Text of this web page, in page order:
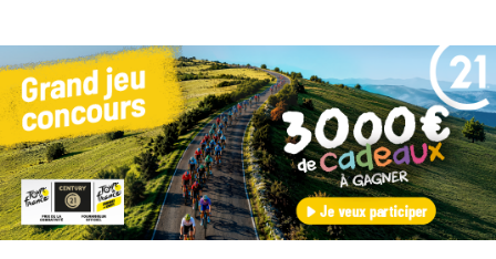
Besoin d'une estimation
gratuitepour votre bien ?
Prendre rendez-vous avec un professionnel